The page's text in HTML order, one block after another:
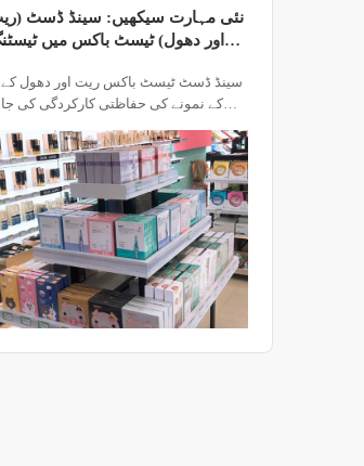
مستقل درجہ حرارت اور نمی کے
چیمبر کو چلانے کے دوران
مستقل درجہ حرارت اور نمی کے
ماحولیاتی ٹیسٹنگ آلات کے لیے، کام کے
ہیں۔ کچھ آلات کے لیے، اگر انہیں
نہ جائے تو ناقابل تلافی نقصان ہو
دوران اچانک کوئی مسئلہ پیدا ہو
پریشانیوں